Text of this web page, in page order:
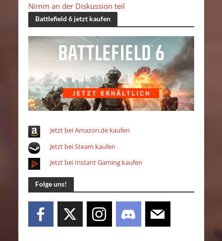
Nimm an der Diskussion teil
Battlefield 6 jetzt kaufen
Jetzt bei Amazon.de kaufen
Jetzt bei Steam kaufen
Jetzt bei Instant Gaming kaufen
Folge uns!